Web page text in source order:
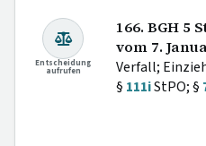
Entscheidung
aufrufen
166. BGH 5
vom 7.
Verfall;
§ 111iStPO; §